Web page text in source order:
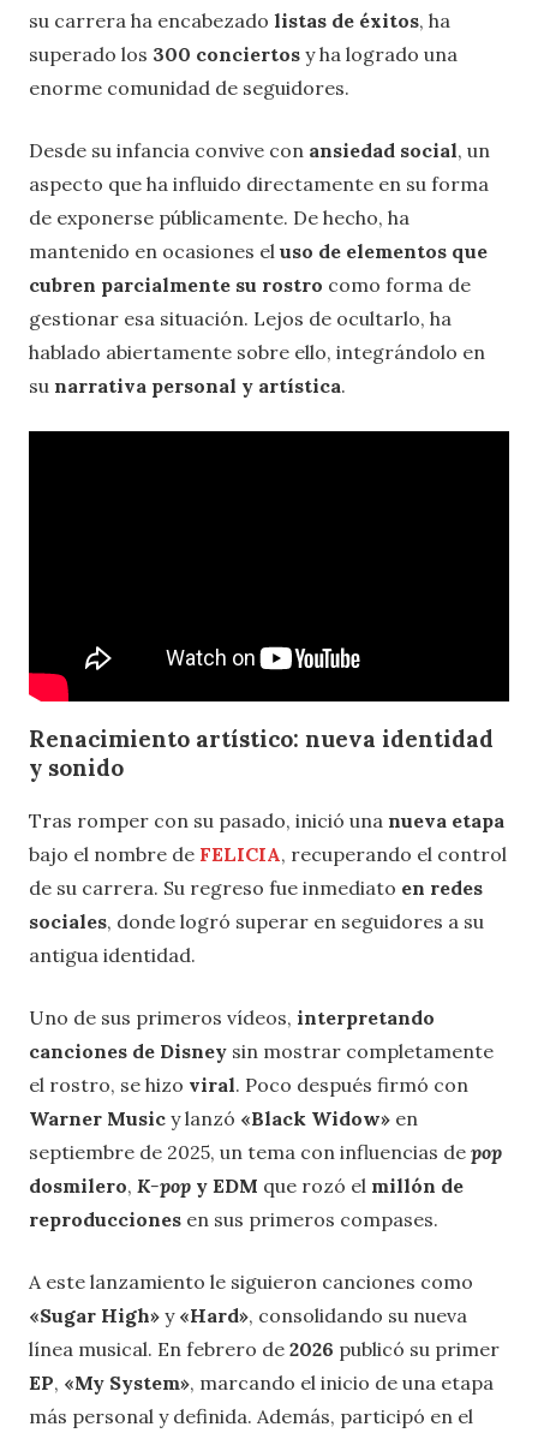
su carrera ha encabezado listas de éxitos, ha
superado los 300 conciertos y ha logrado una
enorme comunidad de seguidores.
Desde su infancia convive con ansiedad social, un
aspecto que ha influido directamente en su forma
de exponerse públicamente. De hecho, ha
mantenido en ocasiones el uso de elementos que
cubren parcialmente su rostro como forma de
gestionar esa situación. Lejos de ocultarlo, ha
hablado abiertamente sobre ello, integrándolo en
su narrativa personal y artística.
Renacimiento artístico: nueva identidad
y sonido
Tras romper con su pasado, inició una nueva etapa
bajo el nombre de FELICIA, recuperando el control
de su carrera. Su regreso fue inmediato en redes
sociales, donde logró superar en seguidores a su
antigua identidad.
Uno de sus primeros vídeos, interpretando
canciones de Disney sin mostrar completamente
el rostro, se hizo viral. Poco después firmó con
Warner Music y lanzó «Black Widow» en
septiembre de 2025, un tema con influencias de pop
dosmilero, K-pop y EDM que rozó el millón de
reproducciones en sus primeros compases.
A este lanzamiento le siguieron canciones como
«Sugar High» y «Hard», consolidando su nueva
línea musical. En febrero de 2026 publicó su primer
EP, «My System», marcando el inicio de una etapa
más personal y definida. Además, participó en el